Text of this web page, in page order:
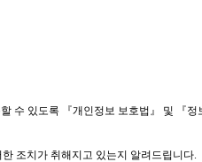
수 있도록 『개인정보 보호법』 및 『
조치가 취해지고 있는지 알려드립니다